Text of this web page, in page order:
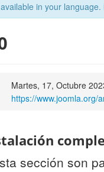
in your
Martes, 17, Octubre
https://www.joomla.org/
sección son